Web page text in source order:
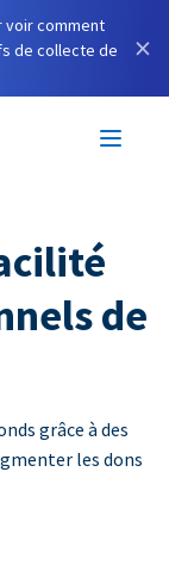
voir comment
de collecte de
×
de
grâce à des
les dons